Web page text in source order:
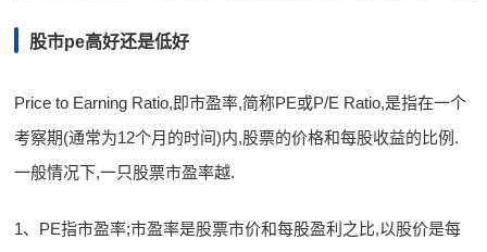
股市pe高好还是低好
Price to Earning Ratio,即市盈率,简称PE或P/E Ratio,是指在一个
考察期(通常为12个月的时间)内,股票的价格和每股收益的比例.
一般情况下,一只股票市盈率越.
1、PE指市盈率;市盈率是股票市价和每股盈利之比,以股价是每